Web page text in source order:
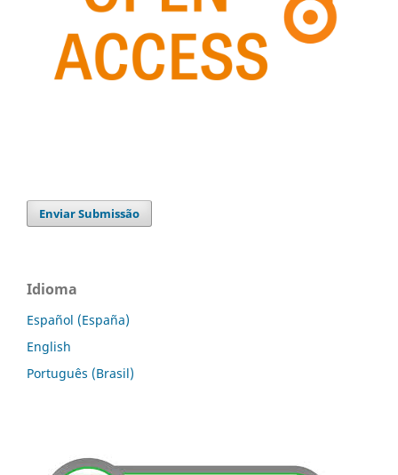
Enviar Submissão
Idioma
Español (España)
English
Português (Brasil)